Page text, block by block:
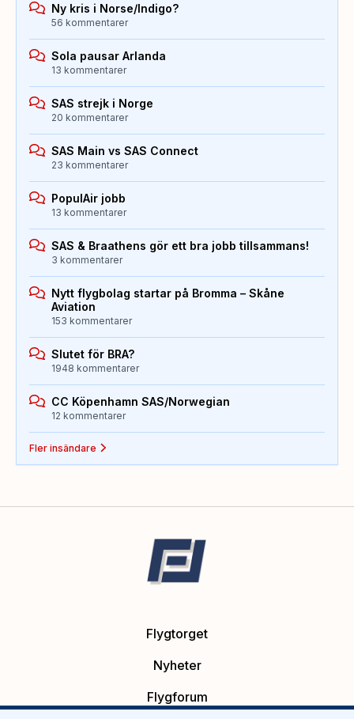
Ny kris i Norse/Indigo?
56 kommentarer
Sola pausar Arlanda
13 kommentarer
SAS strejk i Norge
20 kommentarer
SAS Main vs SAS Connect
23 kommentarer
PopulAir jobb
13 kommentarer
SAS & Braathens gör ett bra jobb tillsammans!
3 kommentarer
Nytt flygbolag startar på Bromma – Skåne
Aviation
153 kommentarer
Slutet för BRA?
1948 kommentarer
CC Köpenhamn SAS/Norwegian
12 kommentarer
Fler insändare
Flygtorget
Nyheter
Flygforum